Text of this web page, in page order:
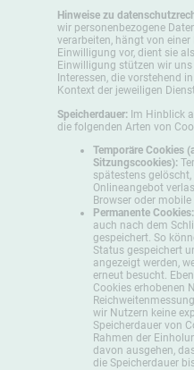
Hinweise zu
wir personenbezogene
verarbeiten, hängt von
Einwilligung vor, dient sie
Einwilligung stützen wir
Interessen, die vorstehend
Kontext der jeweiligen
Speicherdauer: Im Hinblick
die folgenden Arten von
Temporäre Cookies
Sitzungscookies):
spätestens
Onlineangebot
Browser oder
Permanente Cookies:
auch nach dem
gespeichert. So
Status gespeichert
angezeigt werden,
erneut besucht.
Cookies erhobenen
wir Nutzern keine
Speicherdauer von
Rahmen der
davon ausgehen,
die Speicherdauer